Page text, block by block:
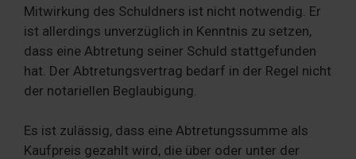
Mitwirkung des Schuldners ist nicht notwendig. Er
ist allerdings unverzüglich in Kenntnis zu setzen,
dass eine Abtretung seiner Schuld stattgefunden
hat. Der Abtretungsvertrag bedarf in der Regel nicht
der notariellen Beglaubigung.
Es ist zulässig, dass eine Abtretungssumme als
Kaufpreis gezahlt wird, die über oder unter der